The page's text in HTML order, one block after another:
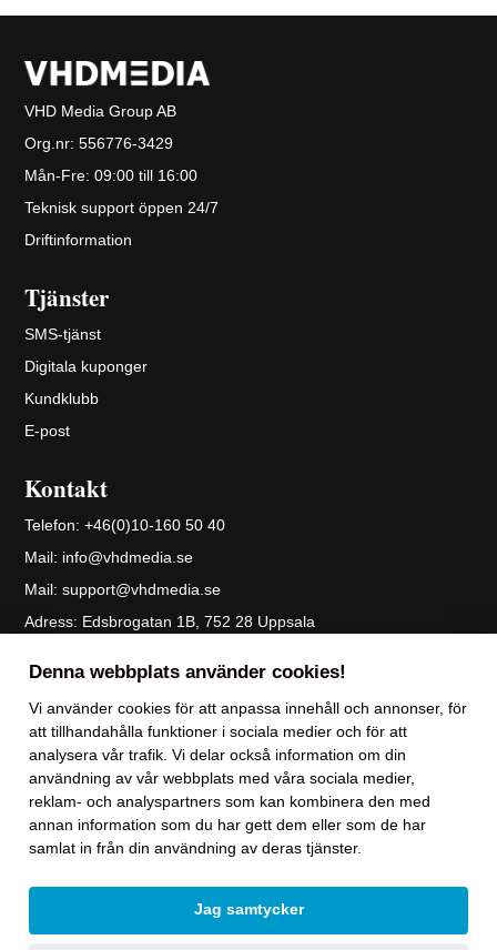
VHD Media Group AB
Org.nr:556776-3429
Mån-Fre: 09:00 till 16:00
Teknisk support öppen 24/7
Driftinformation
Tjänster
SMS-tjänst
Digitala kuponger
Kundklubb
E-post
Kontakt
Telefon:+46(0)10-160 50 40
Mail: info@vhdmedia.se
Mail:support@vhdmedia.se
Adress: Edsbrogatan 1B, 752 28 Uppsala
Personuppgiftspolicy
Vi levererar våra tjänster på ett ärligt, dynamiskt och ödmjukt sätt där stolthet och
tempo präglar samarbetet till våra kunder och partners.
Denna webbplats använder cookies!
Vi använder cookiesför att anpassa innehåll och annonser, för
att tillhandahålla funktioner i sociala medier och för att
analysera vår trafik. Vi delar också information om din
användning av vår webbplats med våra sociala medier,
reklam- och analyspartners som kan kombinera den med
annan information som du har gett dem eller som de har
samlat in från din användning av deras tjänster.
Jag samtycker